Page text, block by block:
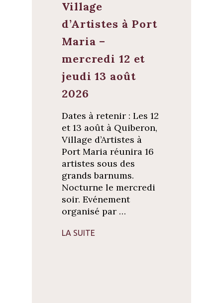
Village
d’Artistes à Port
Maria –
mercredi 12 et
jeudi 13 août
2026
Dates à retenir : Les 12
et 13 août à Quiberon,
Village d’Artistes à
Port Maria réunira 16
artistes sous des
grands barnums.
Nocturne le mercredi
soir. Evénement
organisé par …
LA SUITE